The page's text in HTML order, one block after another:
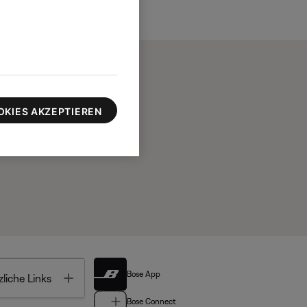
Links Toggle Bose App
Bose Connect
AKZEPTIEREN